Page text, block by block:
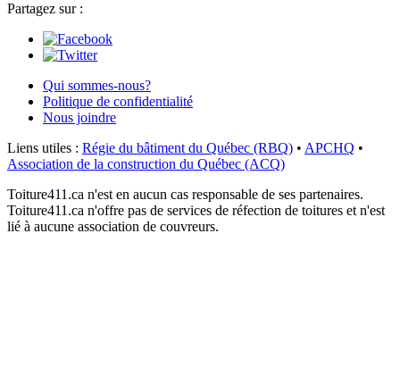
Partagez sur :
Qui sommes-nous?
Politique de confidentialité
Nous joindre
Liens utiles : Régie du bâtiment du Québec (RBQ) • APCHQ •
Association de la construction du Québec (ACQ)
Toiture411.ca n'est en aucun cas responsable de ses partenaires.
Toiture411.ca n'offre pas de services de réfection de toitures et n'est
lié à aucune association de couvreurs.